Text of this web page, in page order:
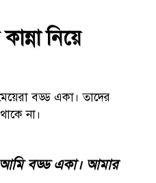
নিয়ে
বড্ড একা। তাদের
না।
বড্ড একা। আমার